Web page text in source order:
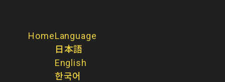
HomeLanguage
日本語
English
한국어